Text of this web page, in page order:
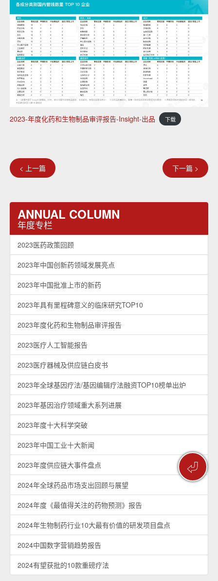
⏎
2023-年度化药和生物制品审评报告-Insight-出品 下载
< 上一篇 下一篇 >
ANNUAL COLUMN
年度专栏
2023医药政策回顾
2023年中国创新药领域发展亮点
2023年中国批准上市的新药
2023年具有里程碑意义的临床研究TOP10
2023年度化药和生物制品审评报告
2023医疗人工智能报告
2023医疗器械及供应链白皮书
2023年全球基因疗法/基因编辑疗法融资TOP10榜单出炉
2023年基因治疗领域重大系列进展
2023年度十大科学突破
2023年中国工业十大新闻
2023年度供应链大事件盘点
2024年全球药品市场支出回顾与展望
2024年度《最值得关注的药物预测》报告
2024年生物制药行业10大最有价值的研发项目盘点
2024中国数字营销趋势报告
2024有望获批的10款重磅疗法